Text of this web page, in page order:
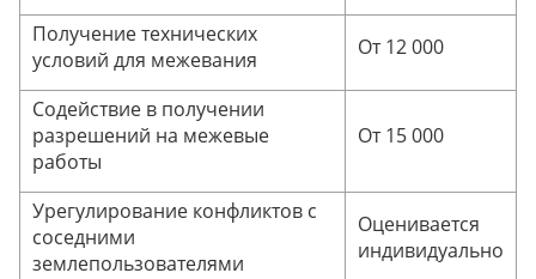
Получение технических
условий для межевания
От 12 000
Содействие в получении
разрешений на межевые
работы
От 15 000
Урегулирование конфликтов с
соседними
землепользователями
Оценивается
индивидуально